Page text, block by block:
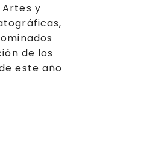
Artes y
de los
este año